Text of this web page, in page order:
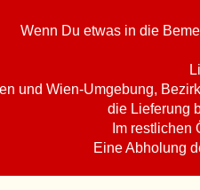
Wenn Du etwas in die
und Wien-Umgebung,
die Lieferung
Im restlichen
Eine Abholung